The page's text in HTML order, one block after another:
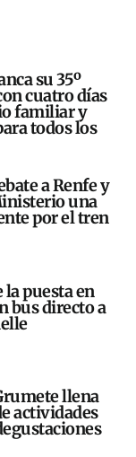
su 35º
cuatro días
familiar y
todos los
a Renfe y
una
por el tren
la puesta en
bus directo a
llena
actividades